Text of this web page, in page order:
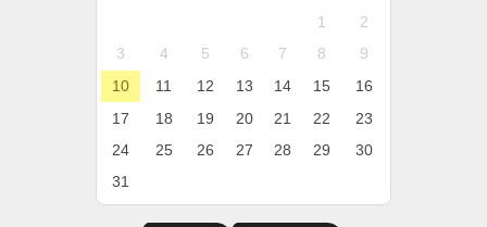
1
2
3
4 5 6 7 8
9
10
11 12 13 14 15
16
17
18 19 20 21 22
23
24
25 26 27 28 29
30
31